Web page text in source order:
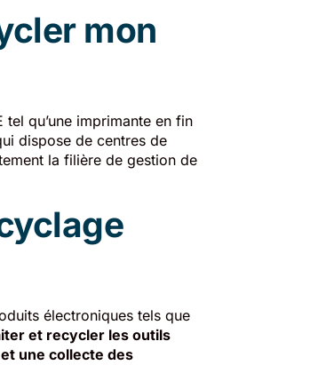
mon
qu’une imprimante en fin
dispose de centres de
la filière de gestion de
électroniques tels que
et recycler les outils
une collecte des